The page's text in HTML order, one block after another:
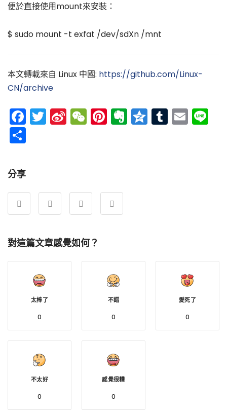
便於直接使用mount來安裝：
$ sudo mount -t exfat /dev/sdXn /mnt
本文轉載來自 Linux 中國: https://github.com/Linux-
CN/archive
Facebook
Twitter
Sina
Weibo
WeChat
Pinterest
Evernote
Qzone
Tumblr
分享
對這篇文章感覺如何？
太棒了
0
不錯
0
愛死了
0
不太好
0
感覺很糟
0